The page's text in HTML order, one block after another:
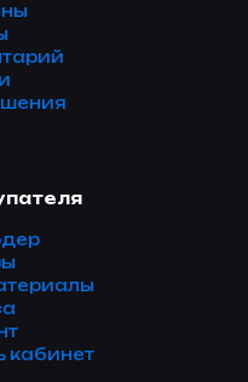
кабинет